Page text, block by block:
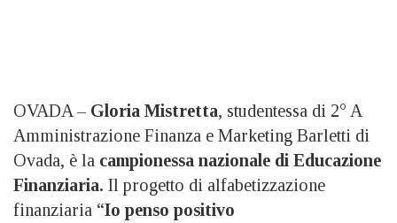
OVADA – Gloria Mistretta, studentessa di 2° A
Amministrazione Finanza e Marketing Barletti di
Ovada, è la campionessa nazionale di Educazione
Finanziaria. Il progetto di alfabetizzazione
finanziaria “Io penso positivo